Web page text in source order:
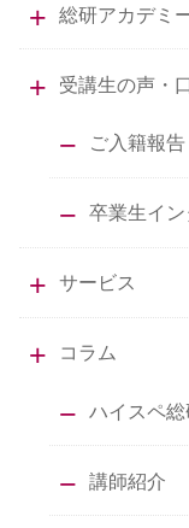
総研アカデミ
受講生の声・
ご入籍報告
卒業生イ
サービス
コラム
ハイスペ
講師紹介